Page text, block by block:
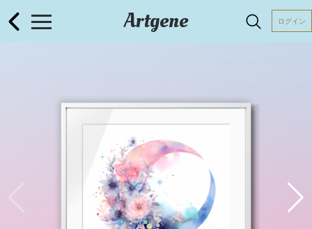
Artgene ログイン